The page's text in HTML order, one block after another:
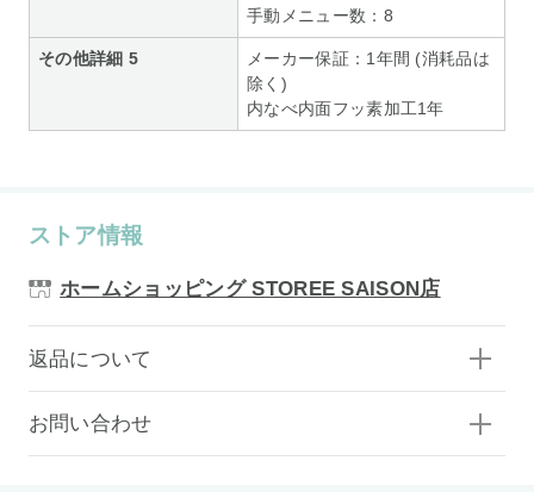
手動メニュー数：8
その他詳細 5
メーカー保証：1年間 (消耗品は
除く)
内なべ内面フッ素加工1年
ストア情報
ホームショッピング STOREE SAISON店
返品について
お問い合わせ